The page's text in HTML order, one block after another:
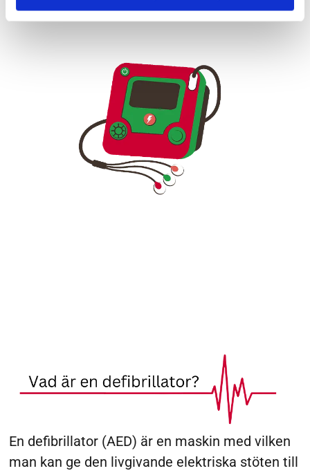
En defibrillator (AED) är en maskin med vilken
man kan ge den livgivande elektriska stöten till